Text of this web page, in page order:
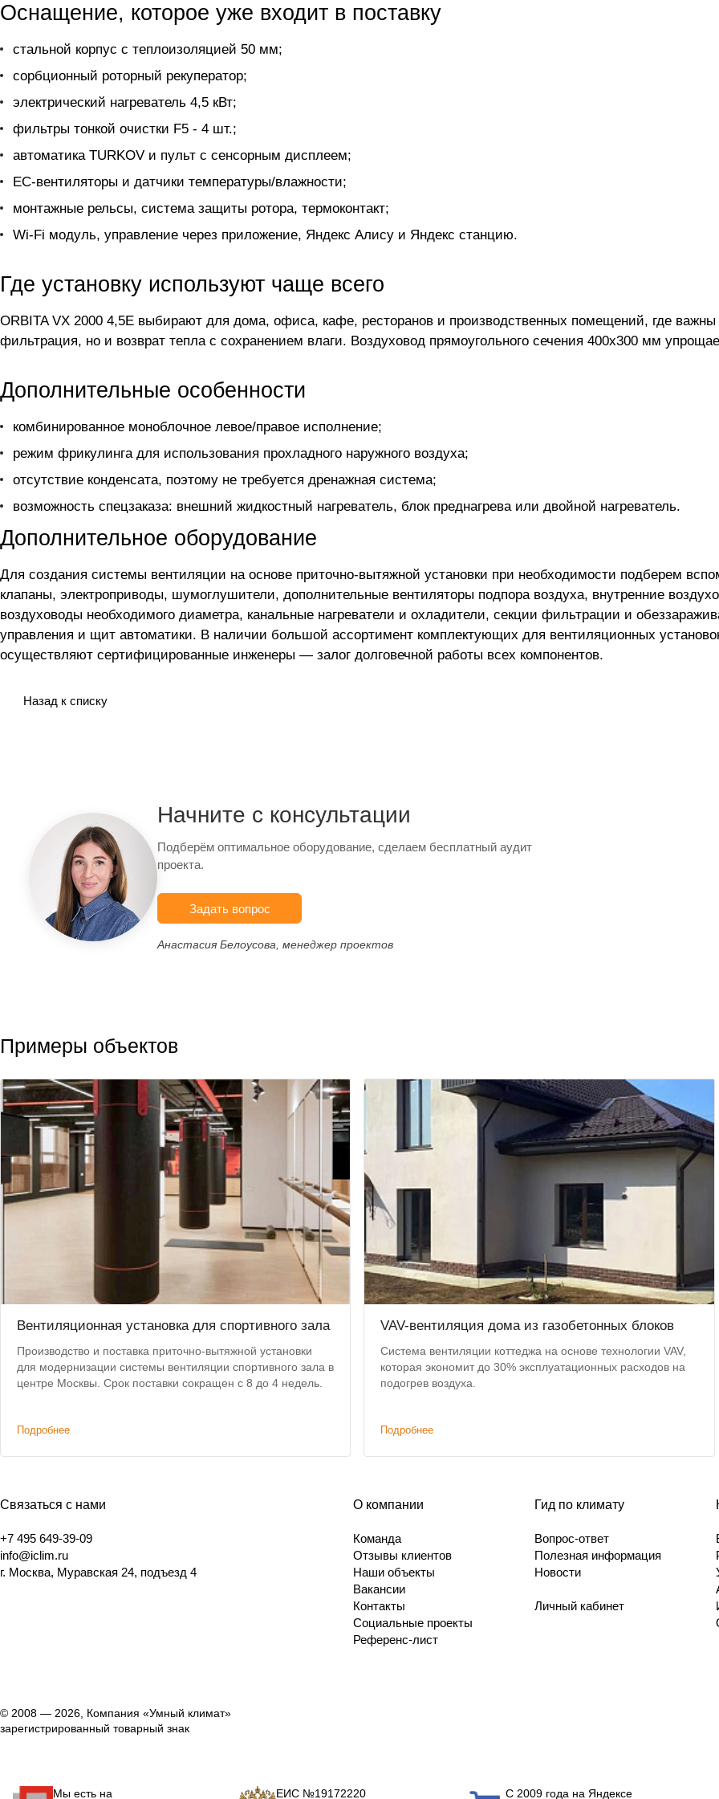
Оснащение, которое уже входит в поставку
стальной корпус с теплоизоляцией 50 мм;
сорбционный роторный рекуператор;
электрический нагреватель 4,5 кВт;
фильтры тонкой очистки F5 - 4 шт.;
автоматика TURKOV и пульт с сенсорным дисплеем;
ЕС-вентиляторы и датчики температуры/влажности;
монтажные рельсы, система защиты ротора, термоконтакт;
Wi-Fi модуль, управление через приложение, Яндекс Алису и Яндекс станцию.
Где установку используют чаще всего
ORBITA VX 2000 4,5E выбирают для дома, офиса, кафе, ресторанов и производственных помещений, где важны
фильтрация, но и возврат тепла с сохранением влаги. Воздуховод прямоугольного сечения 400х300 мм
Дополнительные особенности
комбинированное моноблочное левое/правое исполнение;
режим фрикулинга для использования прохладного наружного воздуха;
отсутствие конденсата, поэтому не требуется дренажная система;
возможность спецзаказа: внешний жидкостный нагреватель, блок преднагрева или двойной нагреватель.
Дополнительное оборудование
Для создания системы вентиляции на основе приточно-вытяжной установки при необходимости подберем
клапаны, электроприводы, шумоглушители, дополнительные вентиляторы подпора воздуха, внутренние
воздуховоды необходимого диаметра, канальные нагреватели и охладители, секции фильтрации и
управления и щит автоматики. В наличии большой ассортимент комплектующих для вентиляционных
осуществляют сертифицированные инженеры — залог долговечной работы всех компонентов.
Назад к списку
Начните с консультации
Подберём оптимальное оборудование, сделаем бесплатный аудит
проекта.
Задать вопрос
Анастасия Белоусова, менеджер проектов
Примеры объектов
Вентиляционная установка для спортивного зала
Производство и поставка приточно-вытяжной установки
для модернизации системы вентиляции спортивного зала в
центре Москвы. Срок поставки сокращен с 8 до 4 недель.
Подробнее
VAV-вентиляция дома из газобетонных блоков
Система вентиляции коттеджа на основе технологии VAV,
которая экономит до 30% эксплуатационных расходов на
подогрев воздуха.
Подробнее
Связаться с нами
+7 495 649-39-09
info@iclim.ru
г. Москва, Муравская 24, подъезд 4
О компании
Команда
Отзывы клиентов
Наши объекты
Вакансии
Контакты
Социальные проекты
Референс-лист
Гид по климату
Вопрос-ответ
Полезная информация
Новости
Личный кабинет
© 2008 — 2026, Компания «Умный климат»
зарегистрированный товарный знак
Мы есть на ЕИС №19172220 С 2009 года на Яндексе